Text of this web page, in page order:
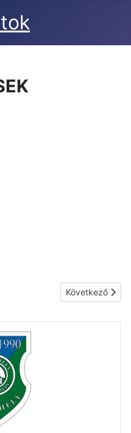
ELLÁTÁSÁRA FORDÍTOTT
Következő cikk:
Következő